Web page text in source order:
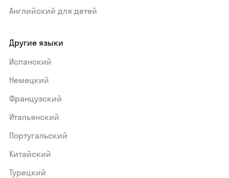
Английский для детей
Другие языки
Испанский
Немецкий
Французский
Итальянский
Португальский
Китайский
Турецкий